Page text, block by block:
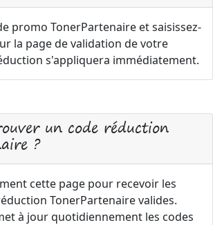
promo TonerPartenaire et saisissez-
la page de validation de votre
s'appliquera immédiatement.
un code réduction
?
cette page pour recevoir les
TonerPartenaire valides.
à jour quotidiennement les codes